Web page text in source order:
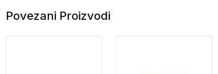
Povezani Proizvodi